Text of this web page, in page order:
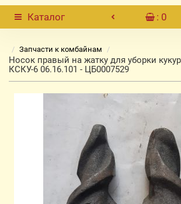
Каталог : 0
Запчасти к комбайнам
Носок правый на жатку для уборки
КСКУ-6 06.16.101 - ЦБ0007529